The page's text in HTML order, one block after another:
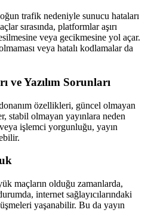
trafik nedeniyle sunucu hataları
sırasında, platformlar aşırı
veya gecikmesine yol açar.
veya hatalı kodlamalar da
ve Yazılım Sorunları
özellikleri, güncel olmayan
stabil olmayan yayınlara neden
işlemci yorgunluğu, yayın
maçların olduğu zamanlarda,
internet sağlayıcılarındaki
yaşanabilir. Bu da yayın